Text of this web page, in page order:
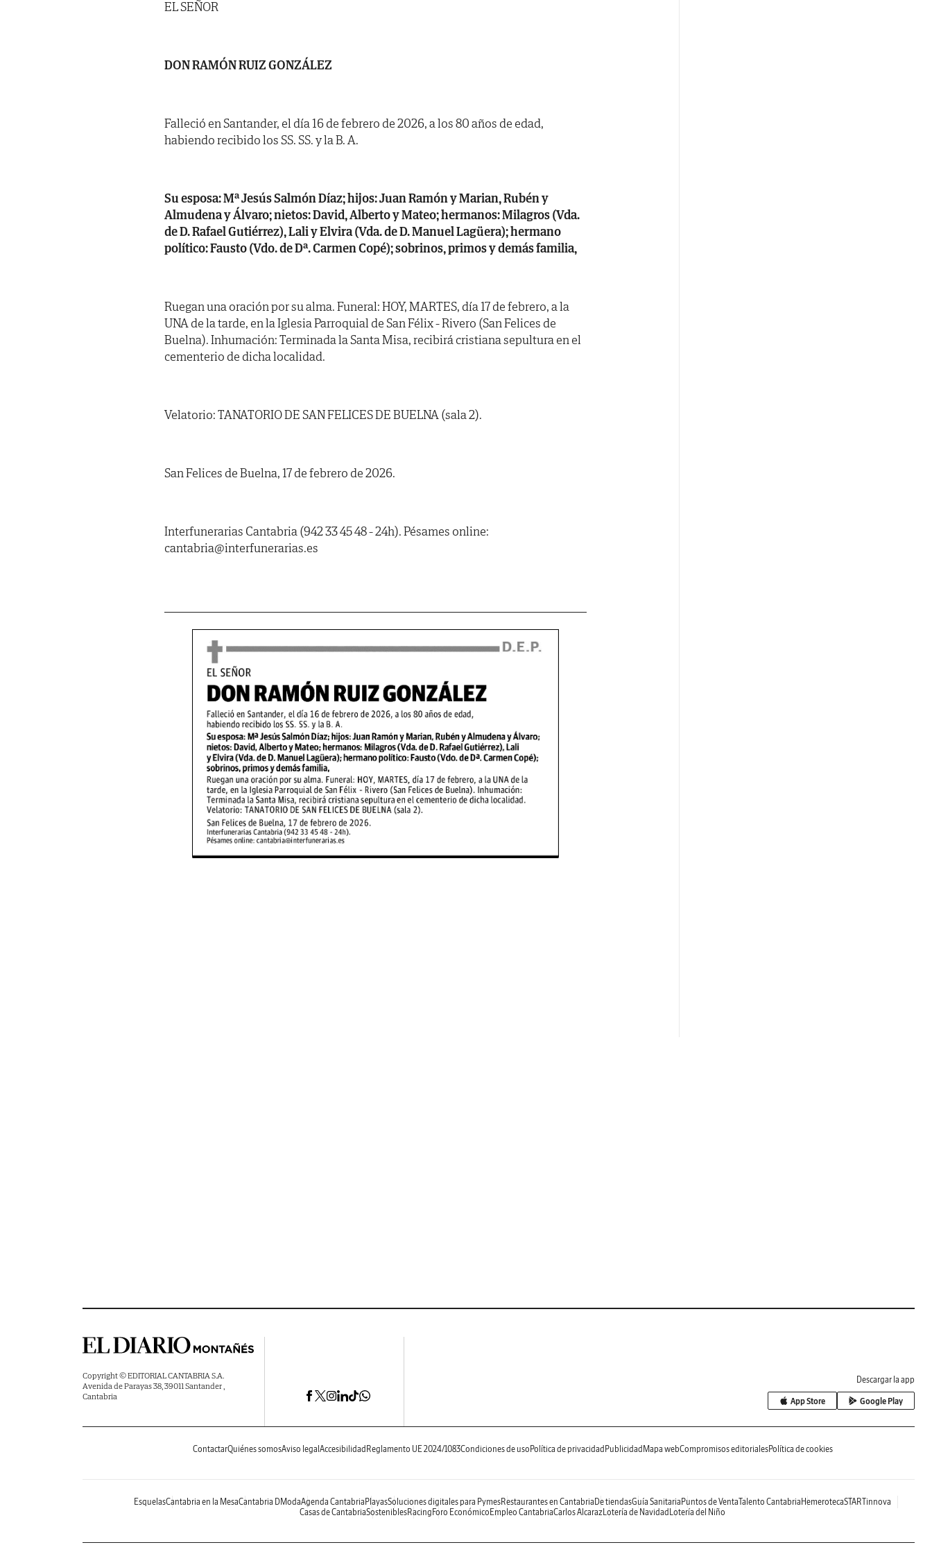
EL SEÑOR
DON RAMÓN RUIZ GONZÁLEZ
Falleció en Santander, el día 16 de febrero de 2026, a los 80 años de edad,
habiendo recibido los SS. SS. y la B. A.
Su esposa: Mª Jesús Salmón Díaz; hijos: Juan Ramón y Marian, Rubén y
Almudena y Álvaro; nietos: David, Alberto y Mateo; hermanos: Milagros (Vda.
de D. Rafael Gutiérrez), Lali y Elvira (Vda. de D. Manuel Lagüera); hermano
político: Fausto (Vdo. de Dª. Carmen Copé); sobrinos, primos y demás familia,
Ruegan una oración por su alma. Funeral: HOY, MARTES, día 17 de febrero, a la
UNA de la tarde, en la Iglesia Parroquial de San Félix - Rivero (San Felices de
Buelna). Inhumación: Terminada la Santa Misa, recibirá cristiana sepultura en el
cementerio de dicha localidad.
Velatorio: TANATORIO DE SAN FELICES DE BUELNA (sala 2).
San Felices de Buelna, 17 de febrero de 2026.
Interfunerarias Cantabria (942 33 45 48 - 24h). Pésames online:
cantabria@interfunerarias.es
Copyright © EDITORIAL CANTABRIA S.A.
Avenida de Parayas 38, 39011 Santander ,
Cantabria
Descargar la app
App Store Google Play
ContactarQuiénes somosAviso legal Accesibilidad Reglamento UE 2024/1083Condiciones de uso Política de privacidad Publicidad Mapa webCompromisos editorialesPolítica de cookies
EsquelasCantabria en la MesaCantabria DModaAgenda Cantabria PlayasSoluciones digitales para PymesRestaurantes en Cantabria De tiendasGuía Sanitaria Puntos de VentaTalento Cantabria HemerotecaSTARTinnova
Casas de CantabriaSosteniblesRacing Foro Económico Empleo CantabriaCarlos AlcarazLotería de Navidad Lotería del Niño